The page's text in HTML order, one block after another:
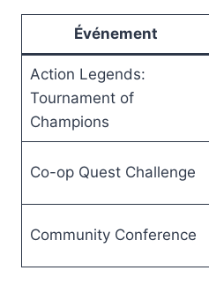
Événement
Action Legends:
Tournament of
Champions
Co-op Quest Challenge
Community Conference